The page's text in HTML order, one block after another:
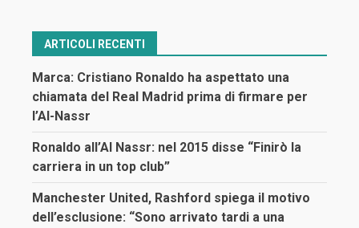
ARTICOLI RECENTI
Marca: Cristiano Ronaldo ha aspettato una
chiamata del Real Madrid prima di firmare per
l’Al-Nassr
Ronaldo all’Al Nassr: nel 2015 disse “Finirò la
carriera in un top club”
Manchester United, Rashford spiega il motivo
dell’esclusione: “Sono arrivato tardi a una